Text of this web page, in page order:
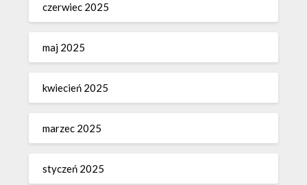
czerwiec 2025
maj 2025
kwiecień 2025
marzec 2025
styczeń 2025